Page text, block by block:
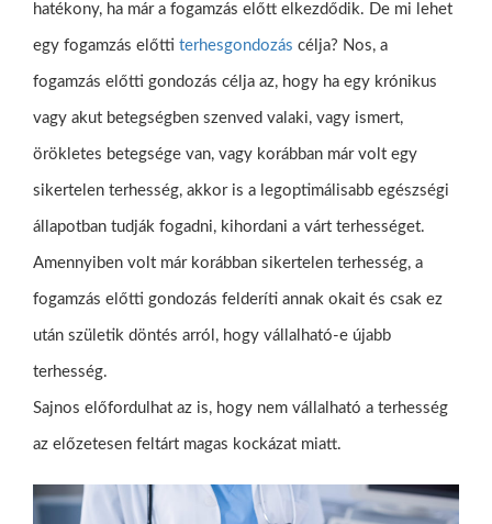
hatékony, ha már a fogamzás előtt elkezdődik. De mi lehet
egy fogamzás előtti terhesgondozás célja? Nos, a
fogamzás előtti gondozás célja az, hogy ha egy krónikus
vagy akut betegségben szenved valaki, vagy ismert,
örökletes betegsége van, vagy korábban már volt egy
sikertelen terhesség, akkor is a legoptimálisabb egészségi
állapotban tudják fogadni, kihordani a várt terhességet.
Amennyiben volt már korábban sikertelen terhesség, a
fogamzás előtti gondozás felderíti annak okait és csak ez
után születik döntés arról, hogy vállalható-e újabb
terhesség.
Sajnos előfordulhat az is, hogy nem vállalható a terhesség
az előzetesen feltárt magas kockázat miatt.